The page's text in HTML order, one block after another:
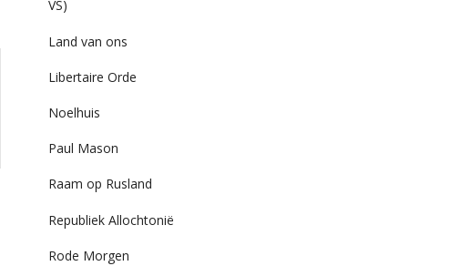
VS)
Land van ons
Libertaire Orde
Noelhuis
Paul Mason
Raam op Rusland
Republiek Allochtonië
Rode Morgen